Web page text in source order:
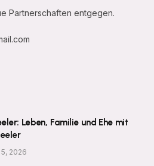
Partnerschaften entgegen.
Leben, Familie und Ehe mit
2026